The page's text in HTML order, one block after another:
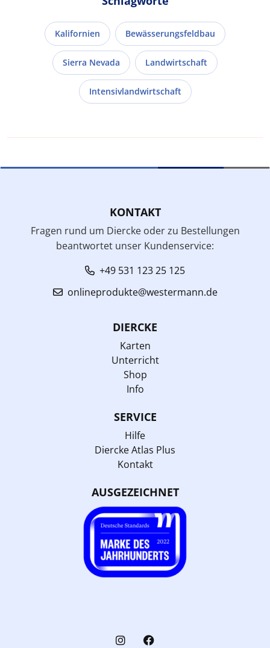
Kalifornien Bewässerungsfeldbau
Sierra Nevada Landwirtschaft
Intensivlandwirtschaft
KONTAKT
Fragen rund um Diercke oder zu Bestellungen
beantwortet unser Kundenservice:
+49 531 123 25 125
onlineprodukte@westermann.de
DIERCKE
Karten
Unterricht
Shop
Info
SERVICE
Hilfe
Diercke Atlas Plus
Kontakt
AUSGEZEICHNET